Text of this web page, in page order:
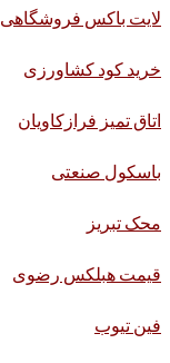
لایت باکس فروشگاهی
خرید کود کشاورزی
اتاق تمیز فرازکاویان
باسکول صنعتی
محک تبریز
قیمت هبلکس رضوی
فین تیوب